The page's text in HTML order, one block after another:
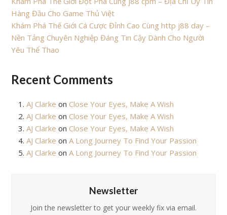
Hàng Đầu Cho Game Thủ Việt
Khám Phá Thế Giới Cá Cược Đỉnh Cao Cùng http j88 day –
Nền Tảng Chuyên Nghiệp Đáng Tin Cậy Dành Cho Người
Yêu Thể Thao
Recent Comments
AJ Clarke on Close Your Eyes, Make A Wish
AJ Clarke on Close Your Eyes, Make A Wish
AJ Clarke on Close Your Eyes, Make A Wish
AJ Clarke onA Long Journey To Find Your Passion
AJ Clarke onA Long Journey To Find Your Passion
Newsletter
Join the newsletter to get your weekly fix via email.